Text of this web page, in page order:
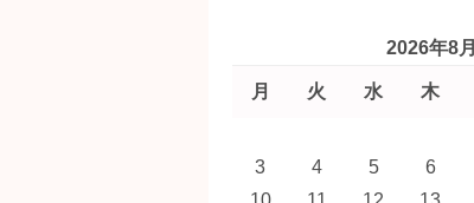
2026年8月
月 火 水 木
3
4 5 6